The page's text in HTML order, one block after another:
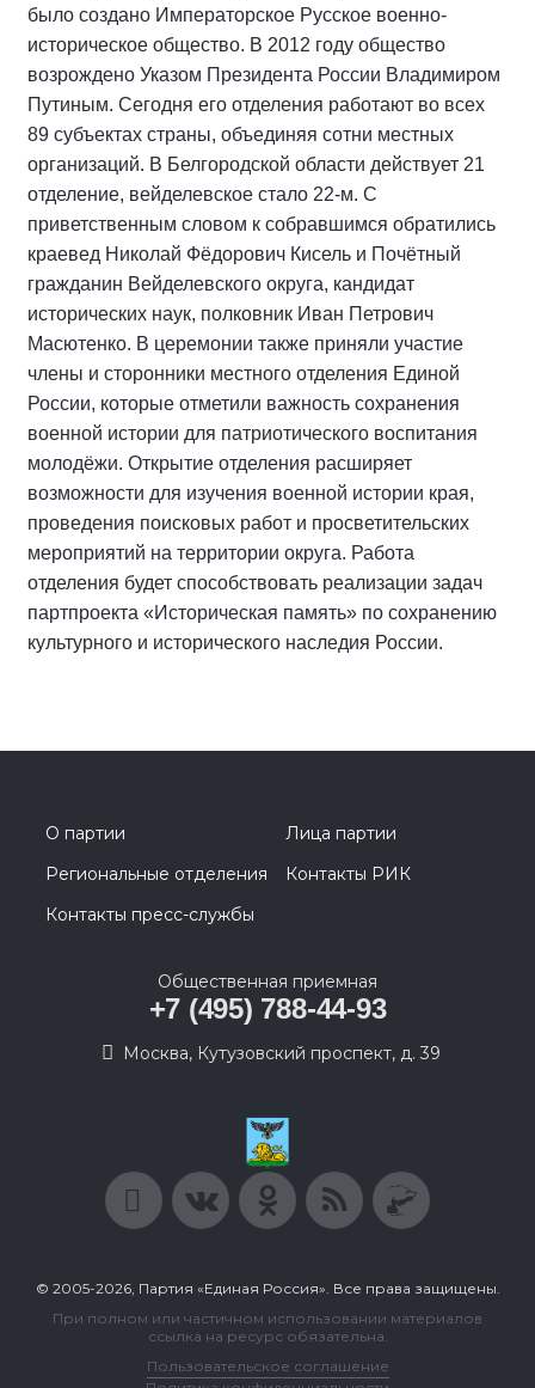
было создано Императорское Русское военно-
историческое общество. В 2012 году общество
возрождено Указом Президента России Владимиром
Путиным. Сегодня его отделения работают во всех
89 субъектах страны, объединяя сотни местных
организаций. В Белгородской области действует 21
отделение, вейделевское стало 22-м. С
приветственным словом к собравшимся обратились
краевед Николай Фёдорович Кисель и Почётный
гражданин Вейделевского округа, кандидат
исторических наук, полковник Иван Петрович
Масютенко. В церемонии также приняли участие
члены и сторонники местного отделения Единой
России, которые отметили важность сохранения
военной истории для патриотического воспитания
молодёжи. Открытие отделения расширяет
возможности для изучения военной истории края,
проведения поисковых работ и просветительских
мероприятий на территории округа. Работа
отделения будет способствовать реализации задач
партпроекта «Историческая память» по сохранению
культурного и исторического наследия России.
О партии
Лица партии
Региональные отделения
Контакты РИК
Контакты пресс-службы
Общественная приемная
+7 (495) 788-44-93
Москва, Кутузовский проспект, д. 39
© 2005-2026, Партия «Единая Россия». Все права защищены.
При полном или частичном использовании материалов
ссылка на ресурс обязательна.
Пользовательское соглашение